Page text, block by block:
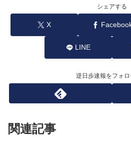
シェアする
X
LINE
逆日歩速報をフォロ
関連記事